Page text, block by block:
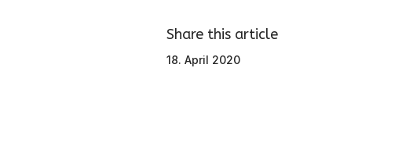
Share this article
18. April 2020